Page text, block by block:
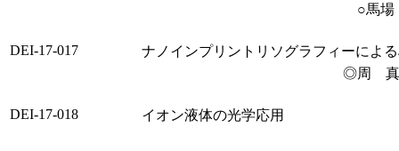
○馬場
DEI-17-017
ナノインプリントリソグラフィーによ
◎周 真
DEI-17-018 イオン液体の光学応用